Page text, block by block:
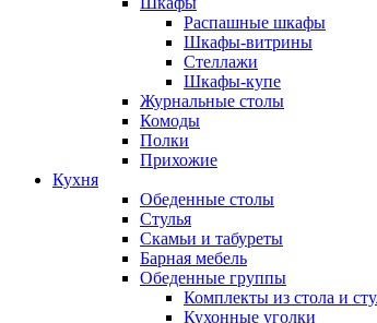
Распашные шкафы
Шкафы-витрины
Стеллажи
Шкафы-купе
Журнальные столы
Комоды
Полки
Прихожие
Кухня
Обеденные столы
Стулья
Скамьи и табуреты
Барная мебель
Обеденные группы
Комплекты из стола и
Кухонные уголки